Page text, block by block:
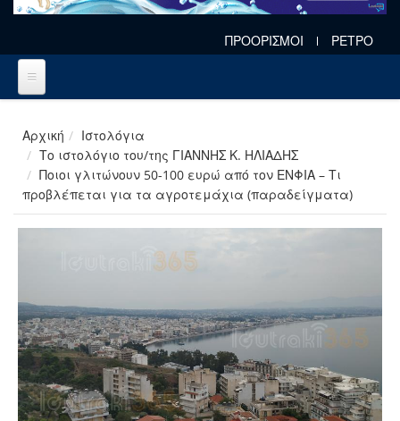
ΠΡΟΟΡΙΣΜΟΙ ΡΕΤΡΟ
Αρχική
Ιστολόγια
Το ιστολόγιο του/της ΓΙΑΝΝΗΣ Κ. ΗΛΙΑΔΗΣ
Ποιοι γλιτώνουν 50-100 ευρώ από τον ΕΝΦΙΑ – Τι
προβλέπεται για τα αγροτεμάχια (παραδείγματα)